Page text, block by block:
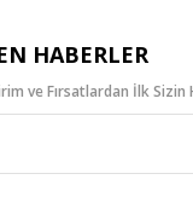
HABERLER
ve Fırsatlardan İlk Sizin